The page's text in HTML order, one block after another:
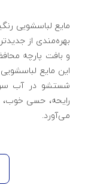
مایع لباسشویی
بهره‌مندی از
و بافت پارچه
این مایع
شستشو در آب
رایحه، حسی خوب،
می‌آورد.